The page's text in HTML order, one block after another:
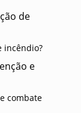
incêndio?
combate